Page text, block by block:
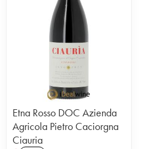
Etna Rosso DOC Azienda
Agricola Pietro Caciorgna
Ciauria